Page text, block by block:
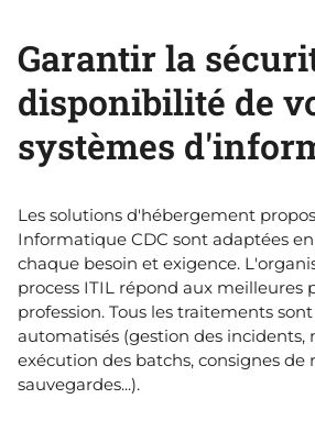
Garantir la
disponibilité de
systèmes
Les solutions d'hébergement
Informatique CDC sont adaptées
chaque besoin et exigence.
process ITIL répond aux meilleures
profession. Tous les traitements
automatisés (gestion des incidents,
exécution des batchs, consignes de
sauvegardes...).